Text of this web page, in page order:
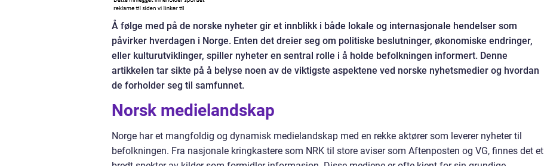
Å følge med på de norske nyheter gir et innblikk i både lokale og internasjonale hendelser som
påvirker hverdagen i Norge. Enten det dreier seg om politiske beslutninger, økonomiske endringer,
eller kulturutviklinger, spiller nyheter en sentral rolle i å holde befolkningen informert. Denne
artikkelen tar sikte på å belyse noen av de viktigste aspektene ved norske nyhetsmedier og hvordan
de forholder seg til samfunnet.
Norsk medielandskap
Norge har et mangfoldig og dynamisk medielandskap med en rekke aktører som leverer nyheter til
befolkningen. Fra nasjonale kringkastere som NRK til store aviser som Aftenposten og VG, finnes det et